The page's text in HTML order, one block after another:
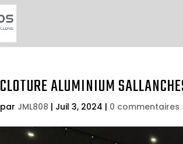
CLOTURE ALUMINIUM
par JML808 | Juil 3, 2024 | 0 commentaires